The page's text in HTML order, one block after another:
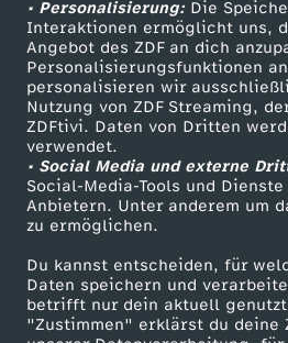
• Personalisierung:Die
Interaktionen ermöglicht uns,
Angebot des ZDF an dich
Personalisierungsfunktionen
personalisieren wir
Nutzung von ZDF Streaming,
ZDFtivi. Daten von Dritten
verwendet.
• Social Media und externe
Social-Media-Tools und
Anbietern. Unter anderem um
zu ermöglichen.
Du kannst entscheiden, für
Daten speichern und
betrifft nur dein aktuell
"Zustimmen" erklärst du deine
a
m
T
i
m
s
Sendungen A-Z
TV-Programm
Hilfe
ZDF Unternehmen
Karriere
ZDF goes Schule
Werbefernsehen